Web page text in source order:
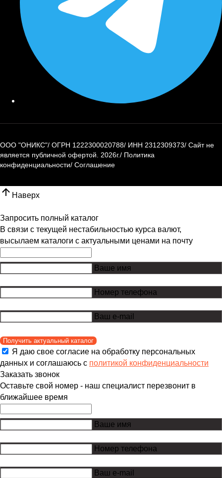
ООО "ОНИКС"/ ОГРН 1222300020788/ ИНН 2312309373/ Сайт не
является публичной офертой. 2026г./ Политика
конфиденциальности/ Соглашение
Наверх
Запросить полный каталог
В связи с текущей нестабильностью курса валют,
высылаем каталоги с актуальными ценами на почту
Ваше имя
Номер телефона
Ваш e-mail
Получить актуальный каталог
Я даю свое согласие на обработку персональных
данных и соглашаюсь с политикой конфиденциальности
Заказать звонок
Оставьте свой номер - наш специалист перезвонит в
ближайшее время
Ваше имя
Номер телефона
Ваш e-mail